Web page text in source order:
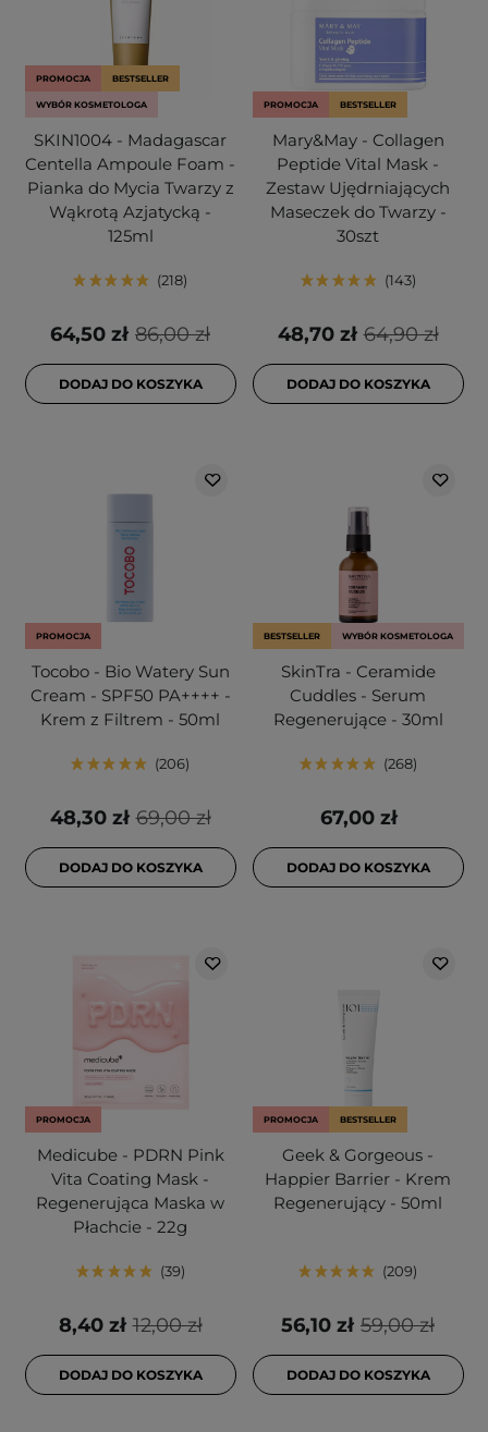
PROMOCJA BESTSELLER
WYBÓR KOSMETOLOGA
SKIN1004 - Madagascar
Centella Ampoule Foam -
Pianka do Mycia Twarzy z
Wąkrotą Azjatycką -
125ml
218
86,00 zł
64,50 zł
DODAJ DO KOSZYKA
PROMOCJA BESTSELLER
Mary&May - Collagen
Peptide Vital Mask -
Zestaw Ujędrniających
Maseczek do Twarzy -
30szt
143
64,90 zł
48,70 zł
DODAJ DO KOSZYKA
PROMOCJA
Tocobo - Bio Watery Sun
Cream - SPF50 PA++++ -
Krem z Filtrem - 50ml
206
69,00 zł
48,30 zł
DODAJ DO KOSZYKA
BESTSELLER WYBÓR KOSMETOLOGA
SkinTra - Ceramide
Cuddles - Serum
Regenerujące - 30ml
268
67,00 zł
DODAJ DO KOSZYKA
PROMOCJA
Medicube - PDRN Pink
Vita Coating Mask -
Regenerująca Maska w
Płachcie - 22g
39
12,00 zł
8,40 zł
DODAJ DO KOSZYKA
PROMOCJA BESTSELLER
Geek & Gorgeous -
Happier Barrier - Krem
Regenerujący - 50ml
209
59,00 zł
56,10 zł
DODAJ DO KOSZYKA